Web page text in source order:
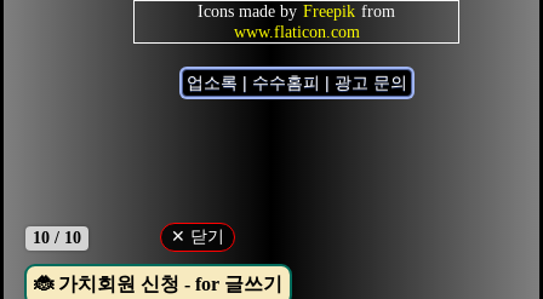
Icons made by Freepik from
www.flaticon.com
업소록 | 수수홈피 | 광고 문의
🐞 가치회원 신청 - for 글쓰기
10 / 10 ✕ 닫기